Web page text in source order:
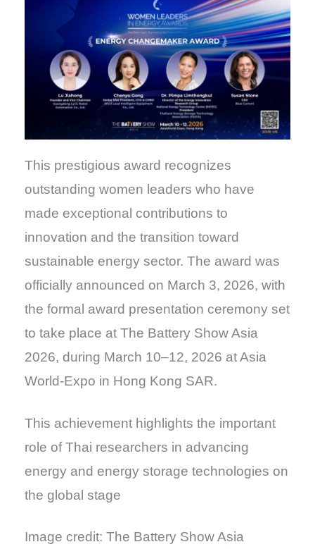
This prestigious award recognizes
outstanding women leaders who have
made exceptional contributions to
innovation and the transition toward
sustainable energy sector. The award was
officially announced on March 3, 2026, with
the formal award presentation ceremony set
to take place at The Battery Show Asia
2026, during March 10–12, 2026 at Asia
World-Expo in Hong Kong SAR.
This achievement highlights the important
role of Thai researchers in advancing
energy and energy storage technologies on
the global stage
Image credit: The Battery Show Asia